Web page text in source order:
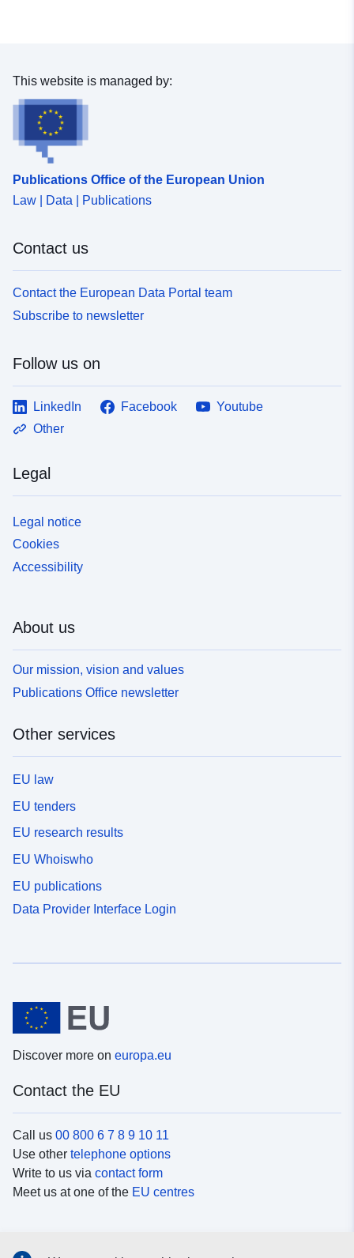
This website is managed by:
Publications Office of the European Union
Law | Data | Publications
Contact us
Contact the European Data Portal team
Subscribe to newsletter
Follow us on
LinkedIn Facebook
Youtube
Other
Legal
Legal notice
Cookies
Accessibility
About us
Our mission, vision and values
Publications Office newsletter
Other services
EU law
EU tenders
EU research results
EU Whoiswho
EU publications
Data Provider Interface Login
Discover more on europa.eu
Contact the EU
Call us 00 800 6 7 8 9 10 11
Use other telephone options
Write to us via contact form
Meet us at one of the EU centres